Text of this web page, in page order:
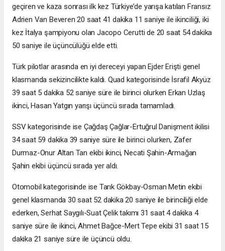
geçiren ve kaza sonrası ilk kez Türkiye’de yarışa katılan Fransız
Adrien Van Beveren 20 saat 41 dakika 11 saniye ile ikinciliği, iki
kez İtalya şampiyonu olan Jacopo Cerutti de 20 saat 54 dakika
50 saniye ile üçüncülüğü elde etti.
Türk pilotlar arasında en iyi dereceyi yapan Ejder Erişti genel
klasmanda sekizincilikte kaldı. Quad kategorisinde İsrafil Akyüz
39 saat 5 dakika 52 saniye süre ile birinci olurken Erkan Uzlaş
ikinci, Hasan Yatgın yarışı üçüncü sırada tamamladı.
SSV kategorisinde ise Çağdaş Çağlar-Ertuğrul Danişment ikilisi
34 saat 59 dakika 39 saniye süre ile birinci olurken, Zafer
Durmaz-Onur Altan Tan ekibi ikinci, Necati Şahin-Armağan
Şahin ekibi üçüncü sırada yer aldı.
Otomobil kategorisinde ise Tarık Gökbay-Osman Metin ekibi
genel klasmanda 30 saat 52 dakika 20 saniye ile birinciliği elde
ederken, Serhat Saygılı-Suat Çelik takımı 31 saat 4 dakika 4
saniye süre ile ikinci, Ahmet Bağce-Mert Tepe ekibi 31 saat 15
dakika 21 saniye süre ile üçüncü oldu.